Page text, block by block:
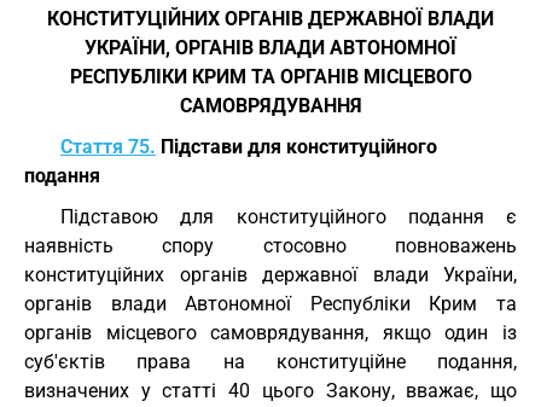
КОНСТИТУЦІЙНИХ ОРГАНІВ ДЕРЖАВНОЇ ВЛАДИ
УКРАЇНИ, ОРГАНІВ ВЛАДИ АВТОНОМНОЇ
РЕСПУБЛІКИ КРИМ ТА ОРГАНІВ МІСЦЕВОГО
САМОВРЯДУВАННЯ
Стаття 75. Підстави для конституційного
подання
Підставою для конституційного подання є
наявність спору стосовно повноважень
конституційних органів державної влади України,
органів влади Автономної Республіки Крим та
органів місцевого самоврядування, якщо один із
суб'єктів права на конституційне подання,
визначених у статті 40 цього Закону, вважає, що